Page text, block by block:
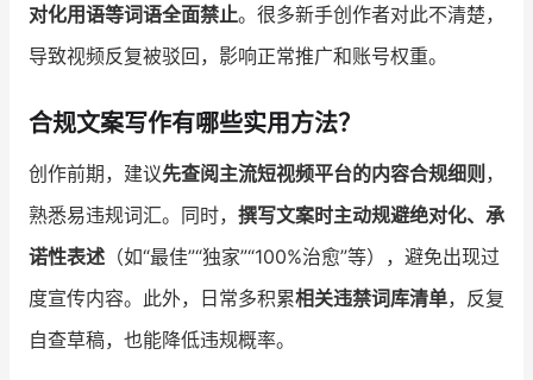
对化用语等词语全面禁止。很多新手创作者对此不清楚，
导致视频反复被驳回，影响正常推广和账号权重。
合规文案写作有哪些实用方法？
创作前期，建议先查阅主流短视频平台的内容合规细则 ，
熟悉易违规词汇。同时， 撰写文案时主动规避绝对化、承
诺性表述 （如“最佳”“独家”“100%治愈”等），避免出现过
度宣传内容。此外，日常多积累相关违禁词库清单，反复
自查草稿，也能降低违规概率。